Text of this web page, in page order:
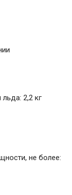
2,2 кг
не более: